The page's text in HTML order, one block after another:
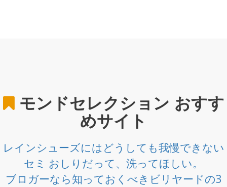
モンドセレクション おすす
めサイト
レインシューズにはどうしても我慢できない
セミ おしりだって、洗ってほしい。
ブロガーなら知っておくべきビリヤードの3